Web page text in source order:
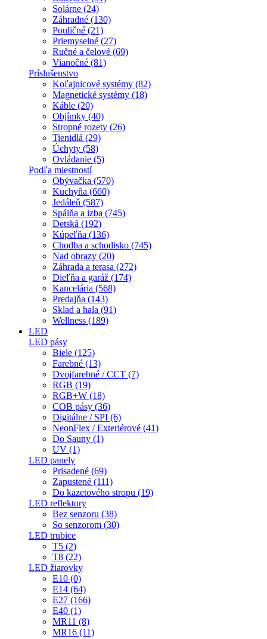
Solárne (24)
Záhradné (130)
Pouličné (21)
Priemyselné (27)
Ručné a čelové (69)
Vianočné (81)
Príslušenstvo
Koľajnicové systémy (82)
Magnetické systémy (18)
Káble (20)
Objímky (40)
Stropné rozety (26)
Tienidlá (29)
Úchyty (58)
Ovládanie (5)
Podľa miestností
Obývačka (570)
Kuchyňa (660)
Jedáleň (587)
Spálňa a izba (745)
Detská (192)
Kúpeľňa (136)
Chodba a schodisko (745)
Nad obrazy (20)
Záhrada a terasa (272)
Dieľňa a garáž (174)
Kancelária (568)
Predajňa (143)
Sklad a hala (91)
Wellness (189)
LED
LED pásy
Biele (125)
Farebné (13)
Dvojfarebné / CCT (7)
RGB (19)
RGB+W (18)
COB pásy (36)
Digitálne / SPI (6)
NeonFlex / Exteriérové (41)
Do Sauny (1)
UV (1)
LED panely
Prisadené (69)
Zapustené (111)
Do kazetového stropu (19)
LED reflektory
Bez senzoru (38)
So senzorom (30)
LED trubice
T5 (2)
T8 (22)
LED žiarovky
E10 (0)
E14 (64)
E27 (166)
E40 (1)
MR11 (8)
MR16 (11)